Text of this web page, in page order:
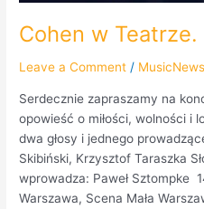
Cohen w
Leave a Comment / MusicNews
Serdecznie zapraszamy na
opowieść o miłości, wolności i
dwa głosy i jednego
Skibiński, Krzysztof Taraszka
wprowadza: Paweł Sztompke
Warszawa, Scena Mała